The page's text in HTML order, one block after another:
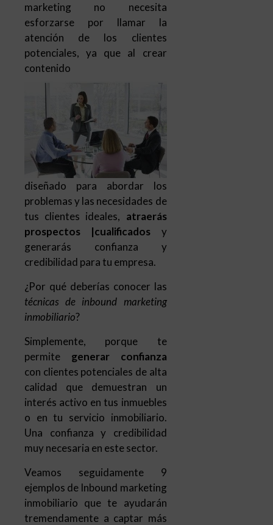
marketing no necesita
esforzarse por llamar la
atención de los clientes
potenciales, ya que al crear
contenido
diseñado para abordar los
problemas y las necesidades de
tus clientes ideales, atraerás
prospectos |cualificados y
generarás confianza y
credibilidad para tu empresa.
¿Por qué deberías conocer las
técnicas de inbound marketing
inmobiliario?
Simplemente, porque te
permite generar confianza
con clientes potenciales de alta
calidad que demuestran un
interés activo en tus inmuebles
o en tu servicio inmobiliario.
Una confianza y credibilidad
muy necesaria en este sector.
Veamos seguidamente 9
ejemplos de Inbound marketing
inmobiliario que te ayudarán
tremendamente a captar más